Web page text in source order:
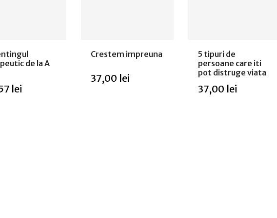
de la A
lei
Crestem impreuna
37,00 lei
5 tipuri de
persoane care iti
pot distruge viata
37,00 lei